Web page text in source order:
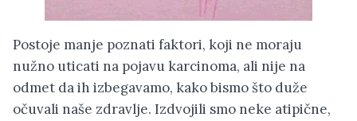
Postoje manje poznati faktori, koji ne moraju
nužno uticati na pojavu karcinoma, ali nije na
odmet da ih izbegavamo, kako bismo što duže
očuvali naše zdravlje. Izdvojili smo neke atipične,